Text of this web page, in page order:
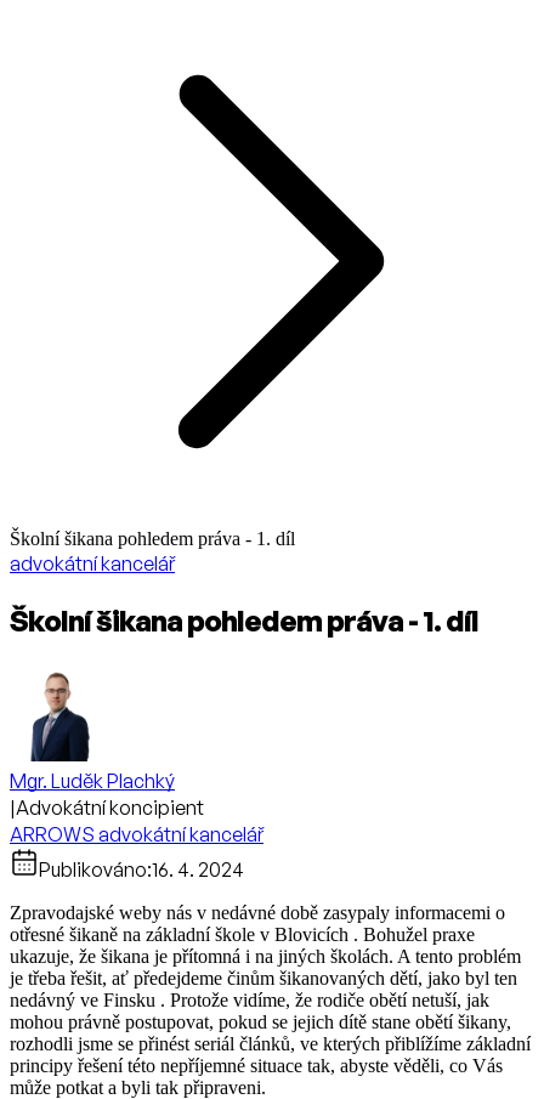
Školní šikana pohledem práva - 1. díl
advokátní kancelář
Školní šikana pohledem práva - 1. díl
Mgr. Luděk Plachký
|Advokátní koncipient
ARROWS advokátní kancelář
Publikováno:16. 4. 2024
Zpravodajské weby nás v nedávné době zasypaly informacemi o
otřesné šikaně na základní škole v Blovicích . Bohužel praxe
ukazuje, že šikana je přítomná i na jiných školách. A tento problém
je třeba řešit, ať předejdeme činům šikanovaných dětí, jako byl ten
nedávný ve Finsku . Protože vidíme, že rodiče obětí netuší, jak
mohou právně postupovat, pokud se jejich dítě stane obětí šikany,
rozhodli jsme se přinést seriál článků, ve kterých přiblížíme základní
principy řešení této nepříjemné situace tak, abyste věděli, co Vás
může potkat a byli tak připraveni.